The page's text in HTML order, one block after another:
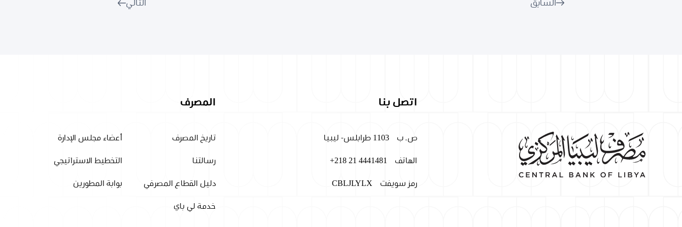
السابق التالي
اتصل بنا
ص. ب 1103 طرابلس- ليبيا
الهاتف +218 21 4441481
رمز سويفت CBLJLYLX
المصرف
تاريخ المصرف أعضاء مجلس الإدارة
رسالتنا التخطيط الاستراتيجي
دليل القطاع المصرفي بوابة المطورين
خدمة لي باي